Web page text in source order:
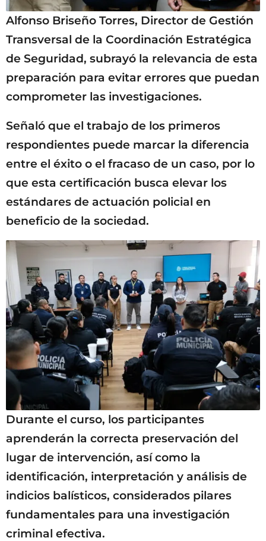
Alfonso Briseño Torres, Director de Gestión
Transversal de la Coordinación Estratégica
de Seguridad, subrayó la relevancia de esta
preparación para evitar errores que puedan
comprometer las investigaciones.
Señaló que el trabajo de los primeros
respondientes puede marcar la diferencia
entre el éxito o el fracaso de un caso, por lo
que esta certificación busca elevar los
estándares de actuación policial en
beneficio de la sociedad.
Durante el curso, los participantes
aprenderán la correcta preservación del
lugar de intervención, así como la
identificación, interpretación y análisis de
indicios balísticos, considerados pilares
fundamentales para una investigación
criminal efectiva.